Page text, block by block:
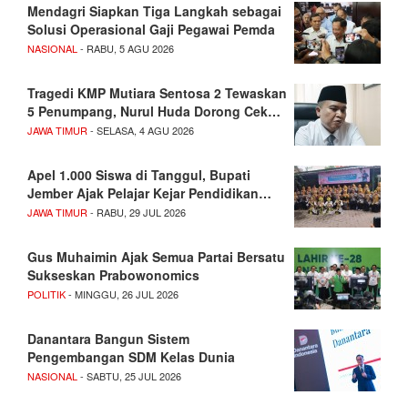
Mendagri Siapkan Tiga Langkah sebagai
Solusi Operasional Gaji Pegawai Pemda
NASIONAL - RABU, 5 AGU 2026
Tragedi KMP Mutiara Sentosa 2 Tewaskan
5 Penumpang, Nurul Huda Dorong Cek…
JAWA TIMUR - SELASA, 4 AGU 2026
Apel 1.000 Siswa di Tanggul, Bupati
Jember Ajak Pelajar Kejar Pendidikan…
JAWA TIMUR - RABU, 29 JUL 2026
Gus Muhaimin Ajak Semua Partai Bersatu
Sukseskan Prabowonomics
POLITIK- MINGGU, 26 JUL 2026
Danantara Bangun Sistem
Pengembangan SDM Kelas Dunia
NASIONAL - SABTU, 25 JUL 2026